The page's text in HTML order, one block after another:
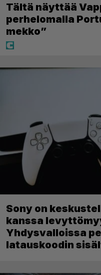
Tältä näyttää
perhelomalla
mekko”
Sony on
kanssa
Yhdysvalloissa
latauskoodin